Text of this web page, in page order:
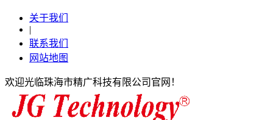
关于我们
|
联系我们
网站地图
欢迎光临珠海市精广科技有限公司官网！